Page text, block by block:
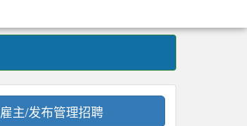
雇主/发布管理招聘